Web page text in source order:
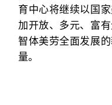
育中心将继续以国
加开放、多元、富
智体美劳全面发展
量。